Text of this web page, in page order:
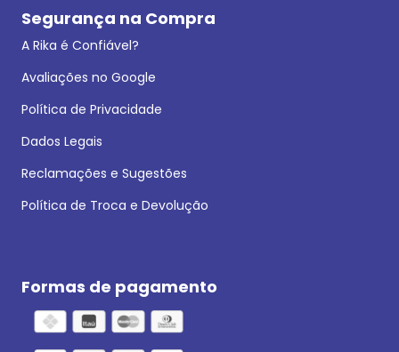
Segurança na Compra
A Rika é Confiável?
Avaliações no Google
Política de Privacidade
Dados Legais
Reclamações e Sugestões
Política de Troca e Devolução
Formas de pagamento